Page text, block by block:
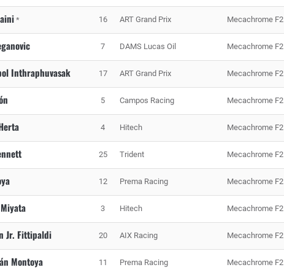
* 16 ART Grand Prix Mecachrome F2
7 DAMS Lucas Oil Mecachrome F2
Inthraphuvasak 17 ART Grand Prix Mecachrome F2
5 Campos Racing Mecachrome F2
4 Hitech Mecachrome F2
25 Trident Mecachrome F2
12 Prema Racing Mecachrome F2
3 Hitech Mecachrome F2
Jr. Fittipaldi 20 AIX Racing Mecachrome F2
Montoya 11 Prema Racing Mecachrome F2